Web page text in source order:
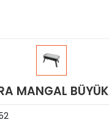
MANGAL BÜYÜK